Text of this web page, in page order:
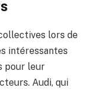
lors de
intéressantes
pour leur
Audi, qui